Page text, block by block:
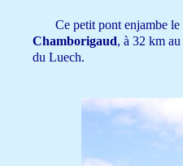
Ce petit pont enjambe le
Chamborigaud, à 32 km
du Luech.